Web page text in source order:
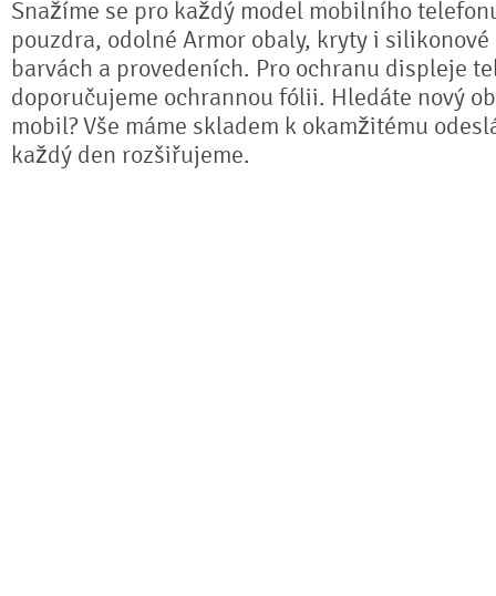
Snažíme se pro každý model mobilního
pouzdra, odolné Armor obaly, kryty i
barvách a provedeních. Pro ochranu displeje
doporučujeme ochrannou fólii. Hledáte nový
mobil? Vše máme skladem k okamžitému
každý den rozšiřujeme.